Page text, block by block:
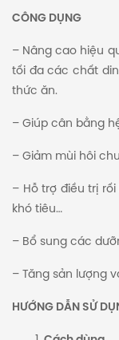
CÔNG DỤNG
– Nâng cao hiệu
tối đa các chất
thức ăn.
– Giúp cân bằng
– Giảm mùi hôi
– Hỗ trợ điều trị
khó tiêu…
– Bổ sung các
– Tăng sản lượng
HƯỚNG DẪN SỬ